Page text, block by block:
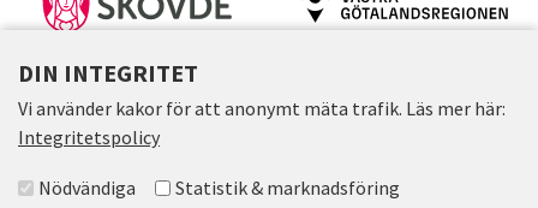
DIN INTEGRITET
Vi använder kakor för att anonymt mäta trafik. Läs mer här:
Integritetspolicy
Välj accepterade grupper
Nödvändiga Statistik & marknadsföring